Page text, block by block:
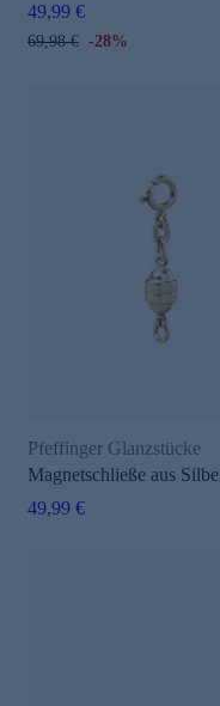
49,99 €
69,98 € -28%
Pfeffinger Glanzstücke
Magnetschließe aus
49,99 €